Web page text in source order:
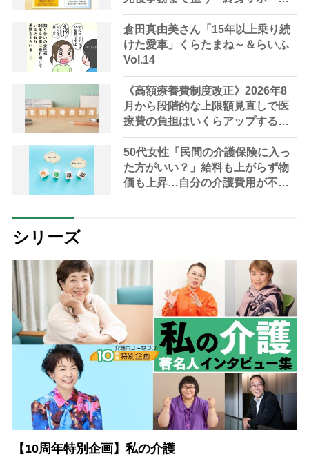
ト」の提供を開始
倉田真由美さん「15年以上乗り続
けた愛車」くらたまね～＆らいふ
Vol.14
《高額療養費制度改正》2026年8
月から段階的な上限額見直しで医
療費の負担はいくらアップする？
高齢者への影響は？【FP解説】
50代女性「民間の介護保険に入っ
た方がいい？」給料も上がらず物
価も上昇…自分の介護費用が不安
シリーズ
【10周年特別企画】私の介護